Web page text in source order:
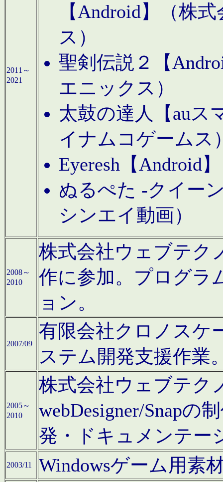
2011～
2021
【Android】（株
ス）
聖剣伝説２【
エニックス）
太鼓の達人【auス
イナムコゲームス
Eyeresh【Android
ぬるぺた -クイー
シンエイ動画）
2008～
2010
株式会社ウェブテク
作に参加。プログラ
ョン。
2007/09
有限会社クロノスケ
ステム開発支援作業
2005～
2010
株式会社ウェブテク
webDesigner/Snapの
発・ドキュメンテー
2003/11 Windowsゲーム用素